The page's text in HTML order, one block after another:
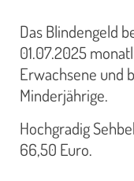
Das Blindengeld
01.07.2025
Erwachsene und
Minderjährige.
Hochgradig
66,50 Euro.